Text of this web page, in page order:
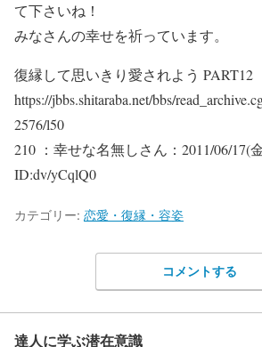
て下さいね！
みなさんの幸せを祈っています。
復縁して思いきり愛されよう PART12
https://jbbs.shitaraba.net/bbs/
2576/l50
210 ：幸せな名無しさん：2011/06/17(
ID:dv/yCqlQ0
カテゴリー: 恋愛・復縁・容姿
コメントする
達人に学ぶ潜在意識